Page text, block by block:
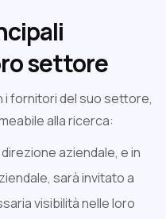
settore
i fornitori del suo settore,
alla ricerca:
aziendale, e in
sarà invitato a
visibilità nelle loro